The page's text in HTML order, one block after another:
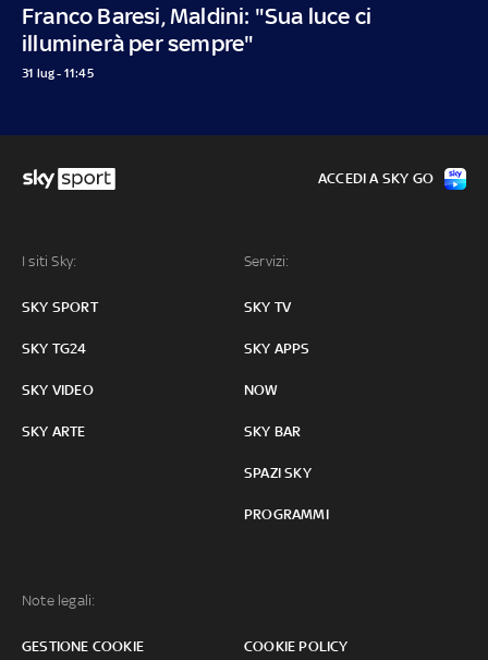
Franco Baresi, Maldini: "Sua luce ci
illuminerà per sempre"
31 lug - 11:45
I siti Sky:
SKY SPORT
SKY TG24
SKY VIDEO
SKY ARTE
Servizi:
SKY TV
SKY APPS
NOW
SKY BAR
SPAZI SKY
PROGRAMMI
Note legali:
GESTIONE COOKIE COOKIE POLICY
ACCEDI A SKY GO